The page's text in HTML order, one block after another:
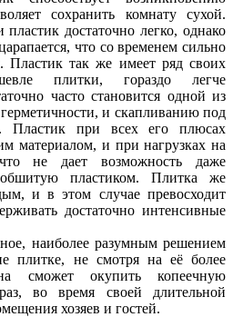
сохранить комнату сухой.
достаточно легко, однако
что со временем сильно
Пластик так же имеет ряд своих
плитки, гораздо легче
часто становится одной из
и скапливанию под
Пластик при всех его плюсах
материалом, и при нагрузках на
не дает возможность даже
пластиком. Плитка же
и в этом случае превосходит
достаточно интенсивные
наиболее разумным решением
плитке, не смотря на её более
сможет окупить копеечную
во время своей длительной
хозяев и гостей.